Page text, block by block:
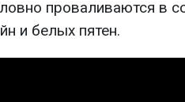
проваливаются в
и белых пятен.